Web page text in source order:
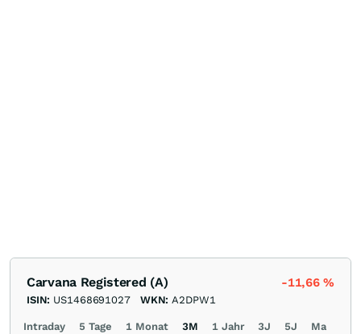
Carvana Registered (A) -11,66%
ISIN: US1468691027 WKN: A2DPW1
Intraday 5 Tage 1 Monat 3M 1 Jahr 3J 5J Max